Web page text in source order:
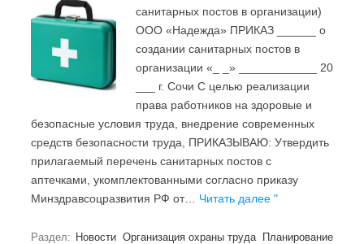
санитарных постов в организации)
ООО «Надежда» ПРИКАЗ ______ о
создании санитарных постов в
организации «_ _» ____________ 20
___ г. Сочи С целью реализации
права работников на здоровые и
безопасные условия труда, внедрение современных
средств безопасности труда, ПРИКАЗЫВАЮ: Утвердить
прилагаемый перечень санитарных постов с
аптечками, укомплектованными согласно приказу
Минздравсоцразвития РФ от… Читать далее "
Раздел: Новости Организация охраны труда
Планирование